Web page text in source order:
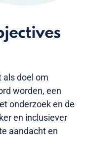
als doel om
worden, een
onderzoek en de
en inclusiever
aandacht en